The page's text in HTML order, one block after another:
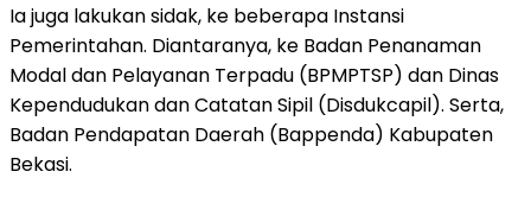
Ia juga lakukan sidak, ke beberapa Instansi
Pemerintahan. Diantaranya, ke Badan Penanaman
Modal dan Pelayanan Terpadu (BPMPTSP) dan Dinas
Kependudukan dan Catatan Sipil (Disdukcapil). Serta,
Badan Pendapatan Daerah (Bappenda) Kabupaten
Bekasi.